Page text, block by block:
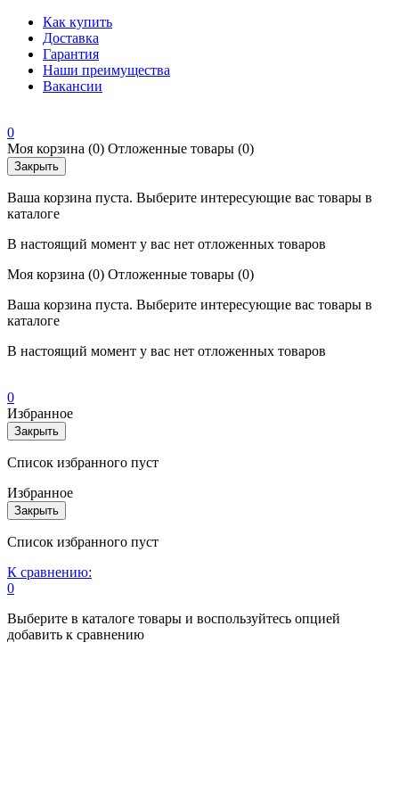
Как купить
Доставка
Гарантия
Наши преимущества
Вакансии
0
Моя корзина (0) Отложенные товары (0)
Закрыть
Ваша корзина пуста. Выберите интересующие вас товары в
каталоге
В настоящий момент у вас нет отложенных товаров
Моя корзина (0) Отложенные товары (0)
Ваша корзина пуста. Выберите интересующие вас товары в
каталоге
В настоящий момент у вас нет отложенных товаров
0
Избранное
Закрыть
Список избранного пуст
Избранное
Закрыть
Список избранного пуст
К сравнению:
0
Выберите в каталоге товары и воспользуйтесь опцией
добавить к сравнению